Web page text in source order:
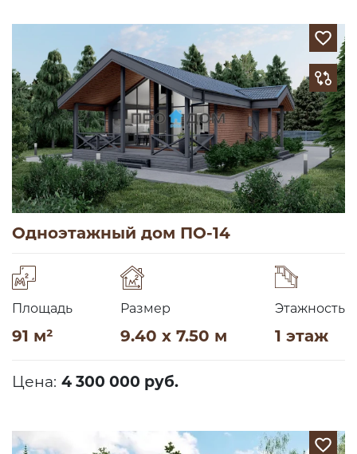
Одноэтажный дом ПО-14
Площадь
91 м²
Размер
9.40 x 7.50 м
Этажность
1 этаж
Цена: 4 300 000 руб.